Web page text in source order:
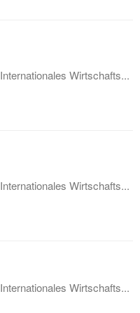
Internationales Wirtschafts...
Internationales Wirtschafts...
Internationales Wirtschafts...